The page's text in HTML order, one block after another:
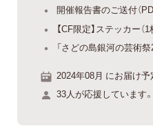
開催報告書のご送付（
【CF限定】ステッカー（1
「さどの島銀河の芸術祭
2024年08月 にお届け予
33人が応援しています。